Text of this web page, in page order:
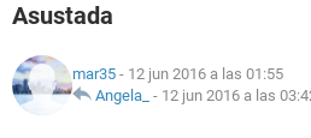
NUTRICIÓN
Asustada
mar35 - 12 jun 2016 a las 01:55
Angela_ - 12 jun 2016 a las